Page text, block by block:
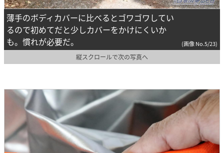
薄手のボディカバーに比べるとゴワゴワしてい
るので初めてだと少しカバーをかけにくいか
も。慣れが必要だ。
(画像 No.5/23)
縦スクロールで次の写真へ